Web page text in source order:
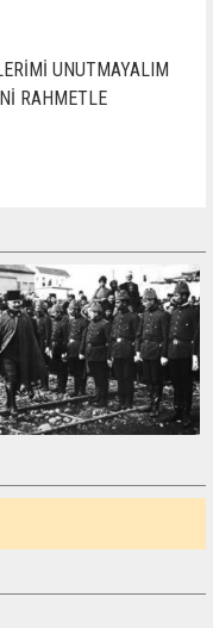
UNUTMAYALIM
RAHMETLE